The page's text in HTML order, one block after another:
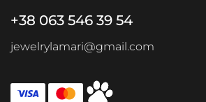
+38 063 546 39 54
jewelrylamari@gmail.com